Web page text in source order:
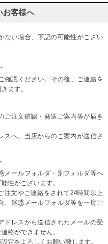
お客様へ
ない場合、下記の可能性がござい
確認ください。その後、ご連絡を
ます。
ご注文確認・発送ご案内等が届き
スへ、当店からのご案内が送信さ
メールフォルダ・別フォルダ等へ
性がございます。
注文やご連絡をされて24時間以上
、迷惑メールフォルダ等を一度ご
ドレスから送信されたメールの受
絡ができません。
定をよろしくお願い致します。